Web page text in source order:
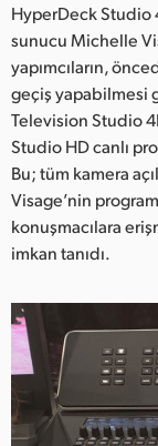
United
United
HyperDeck Studio
sunucu Michelle
yapımcıların,
geçiş yapabilmesi
Television Studio
Studio HD canlı
Bu; tüm kamera
Visage’nin
konuşmacılara
imkan tanıdı.